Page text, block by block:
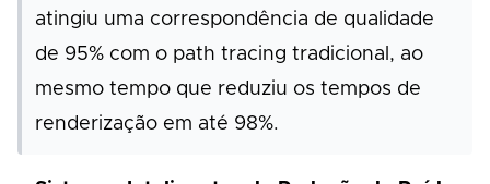
atingiu uma correspondência de qualidade
de 95% com o path tracing tradicional, ao
mesmo tempo que reduziu os tempos de
renderização em até 98%.